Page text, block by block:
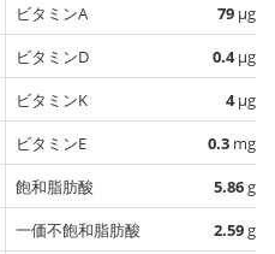
ビタミンA
79 µg
ビタミンD
0.4µg
ビタミンK
4µg
ビタミンE
0.3 mg
飽和脂肪酸
5.86g
一価不飽和脂肪酸
2.59g